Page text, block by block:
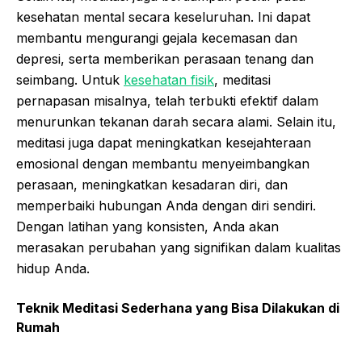
kesehatan mental secara keseluruhan. Ini dapat
membantu mengurangi gejala kecemasan dan
depresi, serta memberikan perasaan tenang dan
seimbang. Untuk kesehatan fisik, meditasi
pernapasan misalnya, telah terbukti efektif dalam
menurunkan tekanan darah secara alami. Selain itu,
meditasi juga dapat meningkatkan kesejahteraan
emosional dengan membantu menyeimbangkan
perasaan, meningkatkan kesadaran diri, dan
memperbaiki hubungan Anda dengan diri sendiri.
Dengan latihan yang konsisten, Anda akan
merasakan perubahan yang signifikan dalam kualitas
hidup Anda.
Teknik Meditasi Sederhana yang Bisa Dilakukan di
Rumah